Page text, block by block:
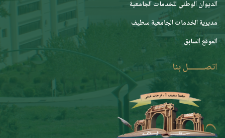
ﺍﻟﺪﻳﻮﺍﻥ ﺍﻟﻮﻃﻨﻲ ﻟﻠﺨﺪﻣﺎﺕ ﺍﻟﺠﺎﻣﻌﻴﺔ
مديرية الخدمات الجامعية سطيف
الموقع السابق
اتصــــــــل بنا